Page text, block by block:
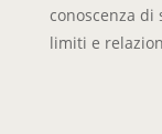
conoscenza di
limiti e